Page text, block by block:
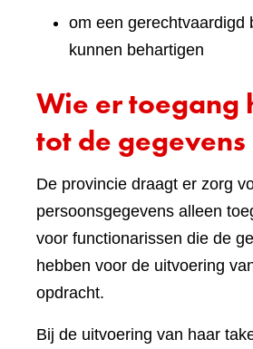
om een gerechtvaardigd
kunnen behartigen
Wie er toegang
tot de gegevens
De provincie draagt er zorg
persoonsgegevens alleen
voor functionarissen die de
hebben voor de uitvoering
opdracht.
Bij de uitvoering van haar